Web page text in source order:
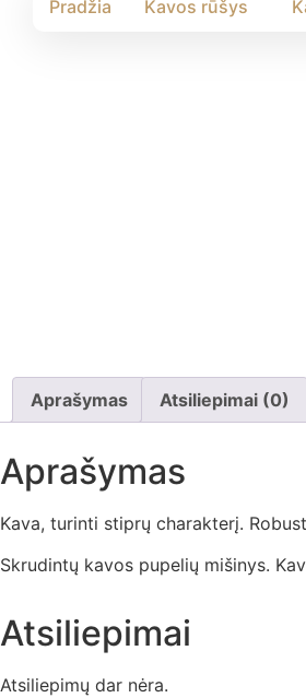
Pradžia Kavos rūšys
Aprašymas Atsiliepimai (0)
Aprašymas
Kava, turinti stiprų charakterį.
Skrudintų kavos pupelių mišinys.
Atsiliepimai
Atsiliepimų dar nėra.